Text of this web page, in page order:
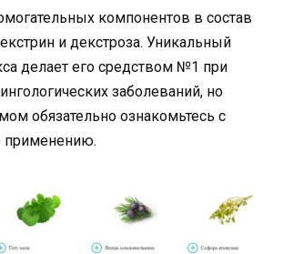
компонентов в состав
и декстроза. Уникальный
делает его средством №1 при
заболеваний, но
обязательно ознакомьтесь с
применению.